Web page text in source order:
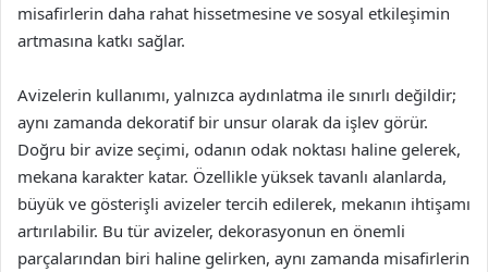
misafirlerin daha rahat hissetmesine ve sosyal etkileşimin
artmasına katkı sağlar.
Avizelerin kullanımı, yalnızca aydınlatma ile sınırlı değildir;
aynı zamanda dekoratif bir unsur olarak da işlev görür.
Doğru bir avize seçimi, odanın odak noktası haline gelerek,
mekana karakter katar. Özellikle yüksek tavanlı alanlarda,
büyük ve gösterişli avizeler tercih edilerek, mekanın ihtişamı
artırılabilir. Bu tür avizeler, dekorasyonun en önemli
parçalarından biri haline gelirken, aynı zamanda misafirlerin